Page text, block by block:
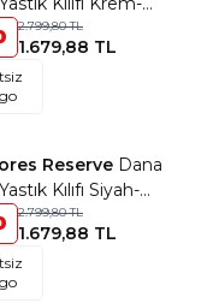
2.799,80TL
1.679,88 TL
Ekle
Reserve Dana
Kılıfı Siyah-
2.799,80TL
1.679,88 TL